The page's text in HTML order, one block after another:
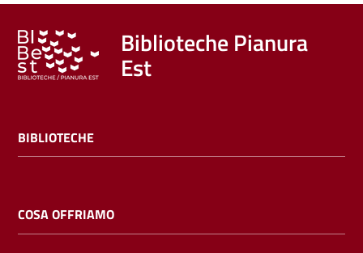
Trova
libri
e
film
Calendario
Biblioteche Pianura
Est
BIBLIOTECHE
COSA OFFRIAMO